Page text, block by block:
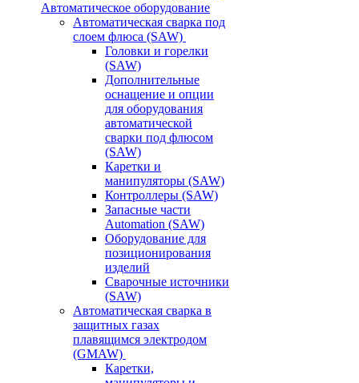
Автоматическое оборудование
Автоматическая сварка под
слоем флюса (SAW)
Головки и горелки
(SAW)
Дополнительные
оснащение и опции
для оборудования
автоматической
сварки под флюсом
(SAW)
Каретки и
манипуляторы (SAW)
Контроллеры (SAW)
Запасные части
Automation (SAW)
Оборудование для
позиционирования
изделий
Сварочные источники
(SAW)
Автоматическая сварка в
защитных газах
плавящимся электродом
(GMAW)
Каретки,